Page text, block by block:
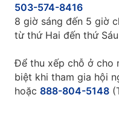
503-574-8416
8 giờ sáng đến 5 giờ
từ thứ Hai đến thứ Sáu
Để thu xếp chỗ ở cho
biệt khi tham gia hội
hoặc 888-804-5148